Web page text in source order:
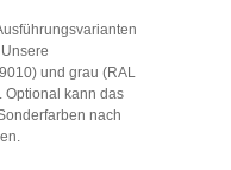
und grau (RAL
Optional kann das
nach